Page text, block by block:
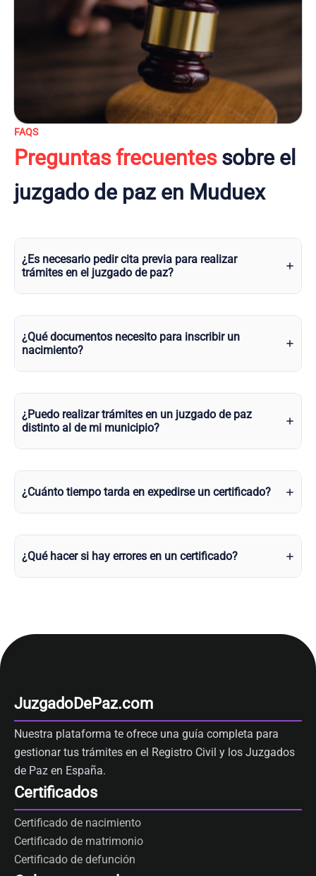
FAQS
Preguntas frecuentessobre el
juzgado de paz en Muduex
¿Es necesario pedir cita previa para realizar
trámites en el juzgado de paz?
¿Qué documentos necesito para inscribir un
nacimiento?
¿Puedo realizar trámites en un juzgado de paz
distinto al de mi municipio?
¿Cuánto tiempo tarda en expedirse un certificado?
¿Qué hacer si hay errores en un certificado?
JuzgadoDePaz.com
Nuestra plataforma te ofrece una guía completa para
gestionar tus trámites en el Registro Civil y los Juzgados
de Paz en España.
Certificados
Certificado de nacimiento
Certificado de matrimonio
Certificado de defunción